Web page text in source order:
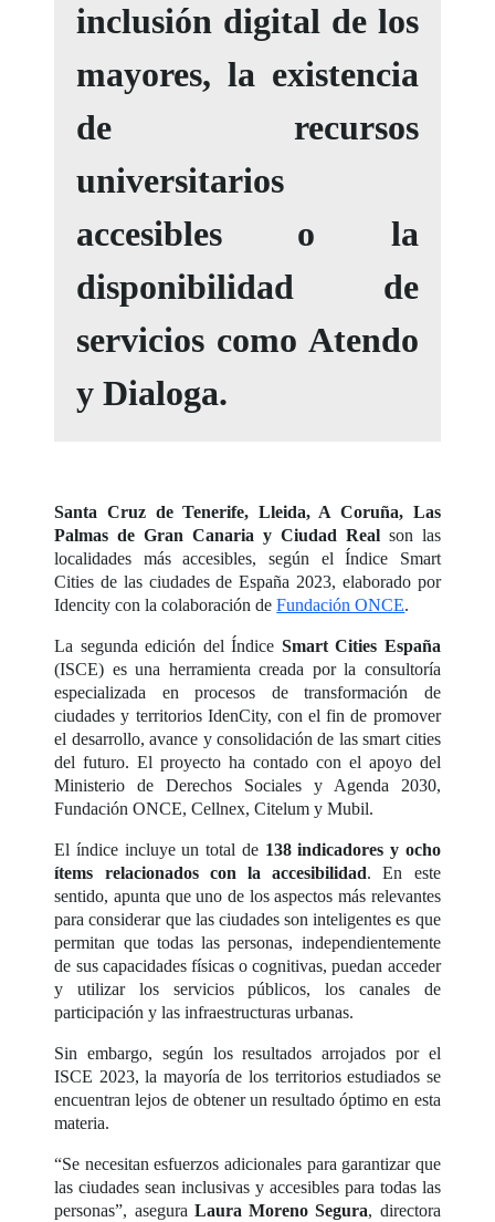
inclusión digital de los
mayores, la existencia
de recursos
universitarios
accesibles o la
disponibilidad de
servicios como Atendo
y Dialoga.
Santa Cruz de Tenerife, Lleida, A Coruña, Las
Palmas de Gran Canaria y Ciudad Realson las
localidades más accesibles, según el Índice Smart
Cities de las ciudades de España 2023, elaborado por
Idencity con la colaboración deFundación ONCE.
La segunda edición del Índice Smart Cities España
(ISCE) es una herramienta creada por la consultoría
especializada en procesos de transformación de
ciudades y territorios IdenCity, con el fin de promover
el desarrollo, avance y consolidación de las smart cities
del futuro. El proyecto ha contado con el apoyo del
Ministerio de Derechos Sociales y Agenda 2030,
Fundación ONCE, Cellnex, Citelum y Mubil.
El índice incluye un total de 138 indicadores y ocho
ítems relacionados con la accesibilidad. En este
sentido, apunta que uno de los aspectos más relevantes
para considerar que las ciudades son inteligentes es que
permitan que todas las personas, independientemente
de sus capacidades físicas o cognitivas, puedan acceder
y utilizar los servicios públicos, los canales de
participación y las infraestructuras urbanas.
Sin embargo, según los resultados arrojados por el
ISCE 2023, la mayoría de los territorios estudiados se
encuentran lejos de obtener un resultado óptimo en esta
materia.
“Se necesitan esfuerzos adicionales para garantizar que
las ciudades sean inclusivas y accesibles para todas las
personas”, asegura Laura Moreno Segura, directora